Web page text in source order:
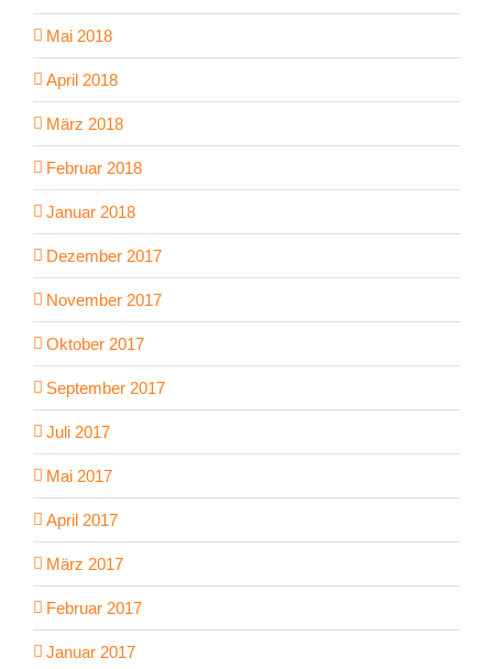
Mai 2018
April 2018
März 2018
Februar 2018
Januar 2018
Dezember 2017
November 2017
Oktober 2017
September 2017
Juli 2017
Mai 2017
April 2017
März 2017
Februar 2017
Januar 2017